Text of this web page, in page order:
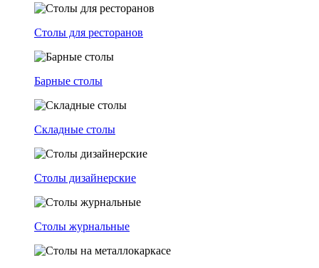
Столы для ресторанов
Барные столы
Складные столы
Столы дизайнерские
Столы журнальные